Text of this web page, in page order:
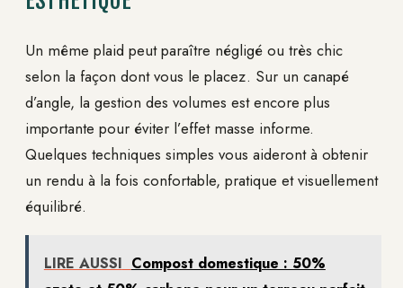
Un même plaid peut paraître négligé ou très chic
selon la façon dont vous le placez. Sur un canapé
d’angle, la gestion des volumes est encore plus
importante pour éviter l’effet masse informe.
Quelques techniques simples vous aideront à obtenir
un rendu à la fois confortable, pratique et visuellement
équilibré.
LIRE AUSSI Compost domestique : 50%